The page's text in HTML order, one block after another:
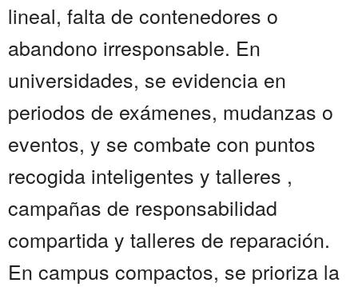
lineal, falta de contenedores o
abandono irresponsable. En
universidades, se evidencia en
periodos de exámenes, mudanzas o
eventos, y se combate con puntos
recogida inteligentes y talleres ,
campañas de responsabilidad
compartida y talleres de reparación.
En campus compactos, se prioriza la